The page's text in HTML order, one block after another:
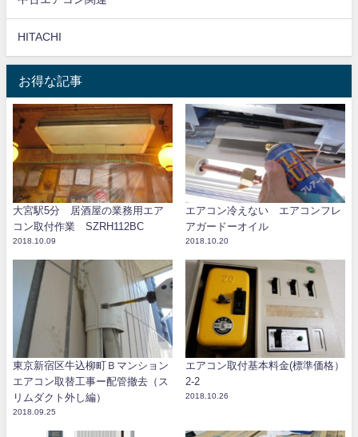
HITACHI
お得な記事
大宮駅5分 居酒屋の業務用エア
コン取付作業 SZRH112BC
2018.10.09
エアコン冷えない エアコンフレ
アガードーオイル
2018.10.20
東京新宿区牛込柳町Ｂマンション
エアコン取替工事ー配管撤去（ス
リムダクト外し編）
2018.09.25
エアコン取付基本料金(標準価格）
2-2
2018.10.26